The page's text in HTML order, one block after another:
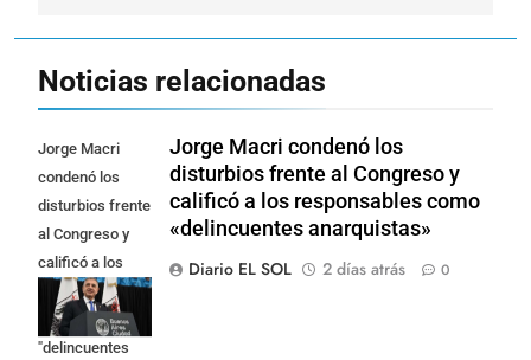
Noticias relacionadas
Jorge Macri
condenó los
disturbios frente
al Congreso y
calificó a los
responsables
como
"delincuentes
Jorge Macri condenó los
disturbios frente al Congreso y
calificó a los responsables como
«delincuentes anarquistas»
Diario EL SOL
2 días atrás 0